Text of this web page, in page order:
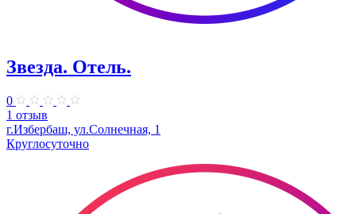
Звезда. Отель.
0
1 отзыв
г.Избербаш, ул.Солнечная, 1
Круглосуточно